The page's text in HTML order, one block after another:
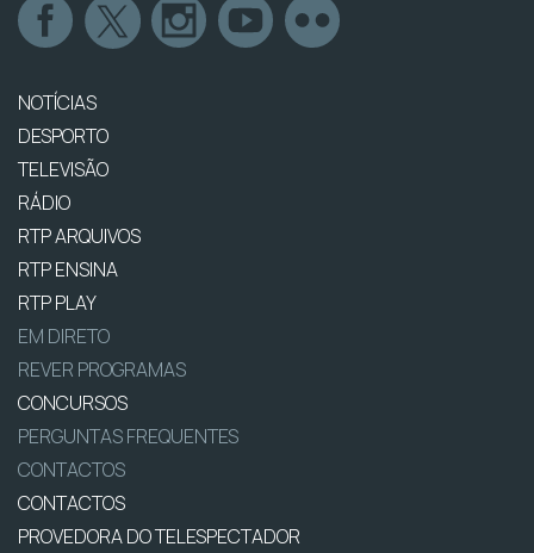
NOTÍCIAS
DESPORTO
TELEVISÃO
RÁDIO
RTP ARQUIVOS
RTP ENSINA
RTP PLAY
EM DIRETO
REVER PROGRAMAS
CONCURSOS
PERGUNTAS FREQUENTES
CONTACTOS
CONTACTOS
PROVEDORA DO TELESPECTADOR